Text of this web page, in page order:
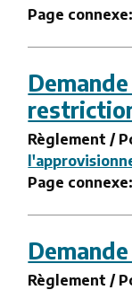
Page
Règlement /
Page connexe:
Règlement /